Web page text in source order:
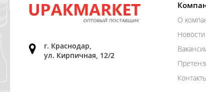
г. Краснодар,
ул. Кирпичная, 12/2
О
Новости